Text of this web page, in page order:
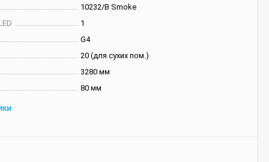
10232/B Smoke
1
G4
20 (для сухих пом.)
3280 мм
80 мм